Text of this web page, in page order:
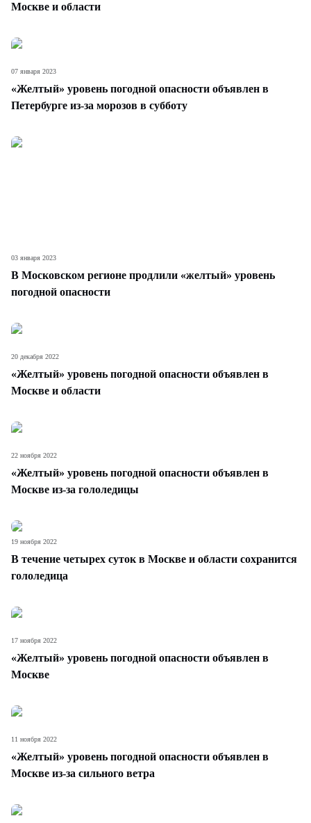
Москве и области
«Желтый» уровень погодной опасности объявлен в
Петербурге из-за морозов в субботу
07 января 2023
В Московском регионе продлили «желтый» уровень
погодной опасности
03 января 2023
«Желтый» уровень погодной опасности объявлен в
Москве и области
20 декабря 2022
«Желтый» уровень погодной опасности объявлен в
Москве из-за гололедицы
22 ноября 2022
В течение четырех суток в Москве и области сохранится
гололедица
19 ноября 2022
«Желтый» уровень погодной опасности объявлен в
Москве
17 ноября 2022
«Желтый» уровень погодной опасности объявлен в
Москве из-за сильного ветра
11 ноября 2022